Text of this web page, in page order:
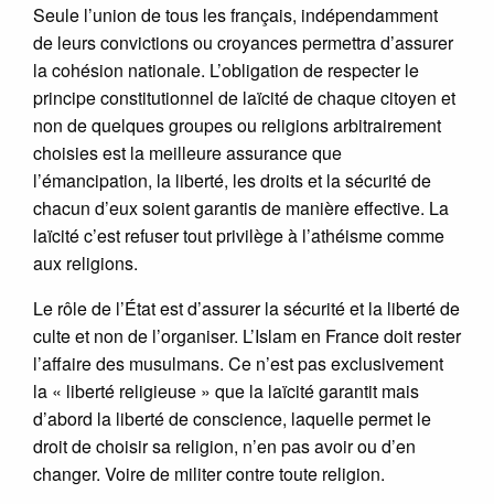
Seule l’union de tous les français, indépendamment
de leurs convictions ou croyances permettra d’assurer
la cohésion nationale. L’obligation de respecter le
principe constitutionnel de laïcité de chaque citoyen et
non de quelques groupes ou religions arbitrairement
choisies est la meilleure assurance que
l’émancipation, la liberté, les droits et la sécurité de
chacun d’eux soient garantis de manière effective. La
laïcité c’est refuser tout privilège à l’athéisme comme
aux religions.
Le rôle de l’État est d’assurer la sécurité et la liberté de
culte et non de l’organiser. L’Islam en France doit rester
l’affaire des musulmans. Ce n’est pas exclusivement
la « liberté religieuse » que la laïcité garantit mais
d’abord la liberté de conscience, laquelle permet le
droit de choisir sa religion, n’en pas avoir ou d’en
changer. Voire de militer contre toute religion.